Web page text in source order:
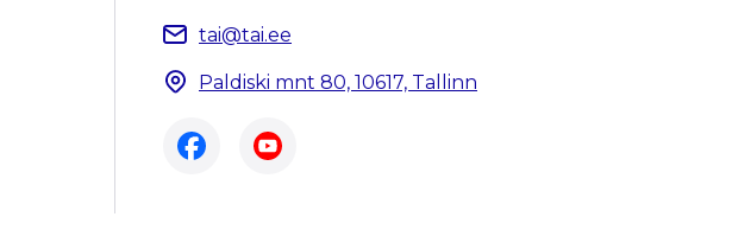
tai@tai.ee
Paldiski mnt 80, 10617, Tallinn